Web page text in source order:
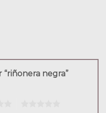
negra”